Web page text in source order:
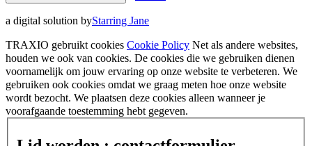
a digital solution byStarring Jane
TRAXIO gebruikt cookies Cookie Policy Net als andere websites,
houden we ook van cookies. De cookies die we gebruiken dienen
voornamelijk om jouw ervaring op onze website te verbeteren. We
gebruiken ook cookies omdat we graag meten hoe onze website
wordt bezocht. We plaatsen deze cookies alleen wanneer je
voorafgaande toestemming hebt gegeven.